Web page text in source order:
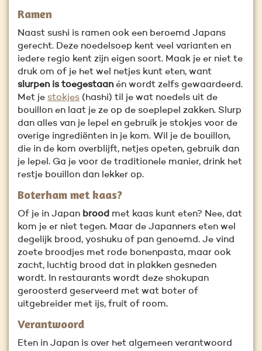
Ramen
Naast sushi is ramen ook een beroemd Japans
gerecht. Deze noedelsoep kent veel varianten en
iedere regio kent zijn eigen soort. Maak je er niet te
druk om of je het wel netjes kunt eten, want
slurpen is toegestaanén wordt zelfs gewaardeerd.
Met je stokjes (hashi) til je wat noedels uit de
bouillon en laat je ze op de soeplepel zakken. Slurp
dan alles van je lepel en gebruik je stokjes voor de
overige ingrediënten in je kom. Wil je de bouillon,
die in de kom overblijft, netjes opeten, gebruik dan
je lepel. Ga je voor de traditionele manier, drink het
restje bouillon dan lekker op.
Boterham met kaas?
Of je in Japan brood met kaas kunt eten? Nee, dat
kom je er niet tegen. Maar de Japanners eten wel
degelijk brood, yoshuku of pan genoemd. Je vind
zoete broodjes met rode bonenpasta, maar ook
zacht, luchtig brood dat in plakken gesneden
wordt. In restaurants wordt deze shokupan
geroosterd geserveerd met wat boter of
uitgebreider met ijs, fruit of room.
Verantwoord
Eten in Japan is over het algemeen verantwoord